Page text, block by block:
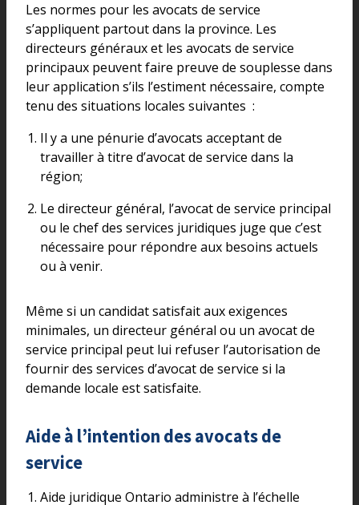
Les normes pour les avocats de service
s’appliquent partout dans la province. Les
directeurs généraux et les avocats de service
principaux peuvent faire preuve de souplesse dans
leur application s’ils l’estiment nécessaire, compte
tenu des situations locales suivantes :
Il y a une pénurie d’avocats acceptant de
travailler à titre d’avocat de service dans la
région;
Le directeur général, l’avocat de service principal
ou le chef des services juridiques juge que c’est
nécessaire pour répondre aux besoins actuels
ou à venir.
Même si un candidat satisfait aux exigences
minimales, un directeur général ou un avocat de
service principal peut lui refuser l’autorisation de
fournir des services d’avocat de service si la
demande locale est satisfaite.
Aide à l’intention des avocats de
service
Aide juridique Ontario administre à l’échelle